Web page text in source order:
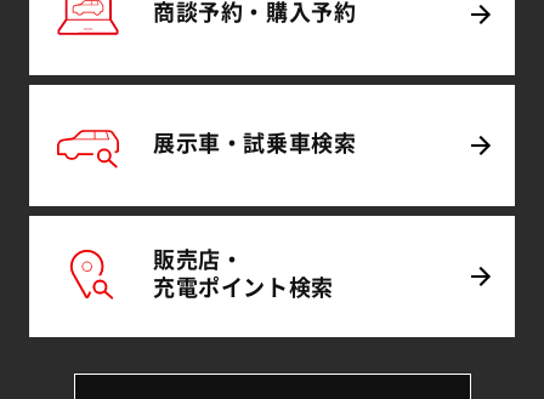
商談予約・ 購入予約
展示車・試乗車検索
販売店・
充電ポイント検索